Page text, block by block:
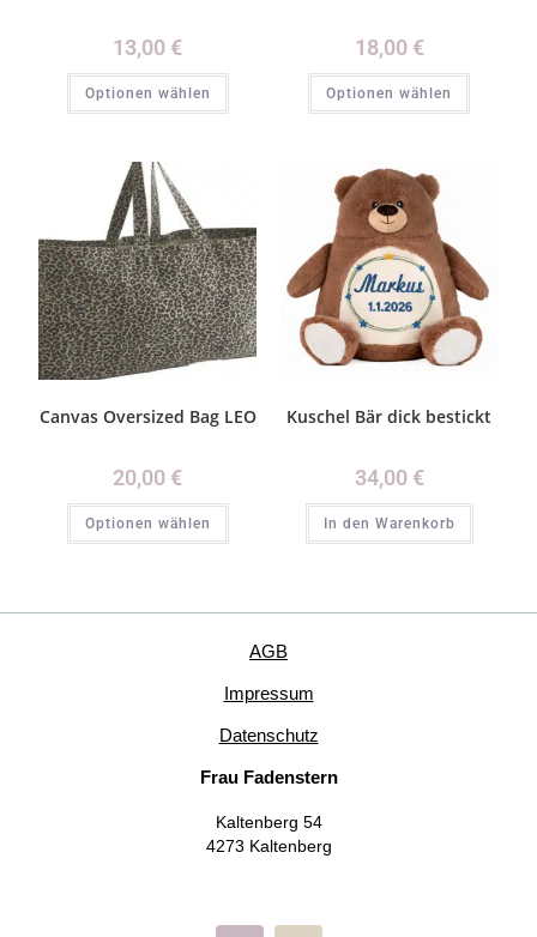
13,00 €
Optionen wählen
18,00 €
Optionen wählen
Canvas Oversized Bag LEO
20,00 €
Optionen wählen
Kuschel Bär dick bestickt
34,00 €
In den Warenkorb
Frau Fadenstern
Kaltenberg 54
4273 Kaltenberg
Impressum
Datenschutz
AGB